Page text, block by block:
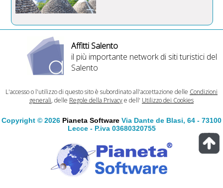
Affitti Salento
il più importante network di siti turistici del
Salento
L'accesso o l'utilizzo di questo sito è subordinato all'accettazione delle Condizioni
generali, delle Regole della Privacye dell' Utilizzo dei Cookies
Copyright © 2026 Pianeta Software Via Dante de Blasi, 64 - 73100
Lecce - P.iva 03680320755